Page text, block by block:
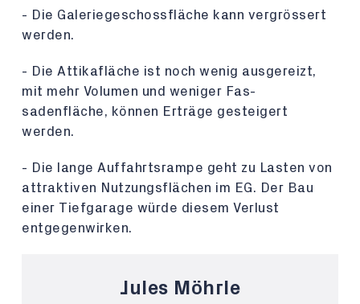
- Die Galeriegeschossfläche kann vergrössert
werden.
- Die Attikafläche ist noch wenig ausgereizt,
mit mehr Volumen und weniger Fas-
sadenfläche, können Erträge gesteigert
werden.
- Die lange Auffahrtsrampe geht zu Lasten von
attraktiven Nutzungsflächen im EG. Der Bau
einer Tiefgarage würde diesem Verlust
entgegenwirken.
Jules Möhrle